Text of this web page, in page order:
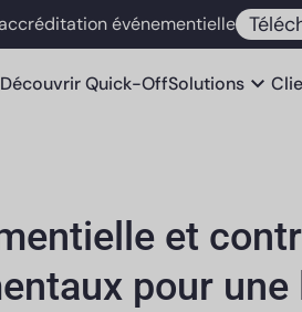
événementielle
DécouvrirQuick-OffSolutions expand_more
et
pour